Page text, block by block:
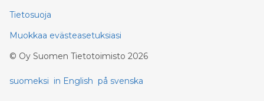
Tietosuoja
Muokkaa evästeasetuksiasi
© Oy Suomen Tietotoimisto 2026
suomeksi in English på svenska